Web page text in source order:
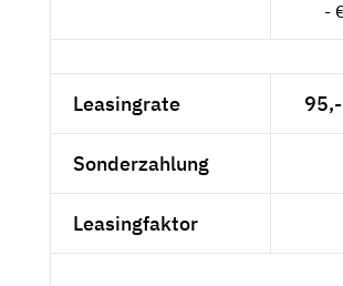
-
Leasingrate
Sonderzahlung
Leasingfaktor